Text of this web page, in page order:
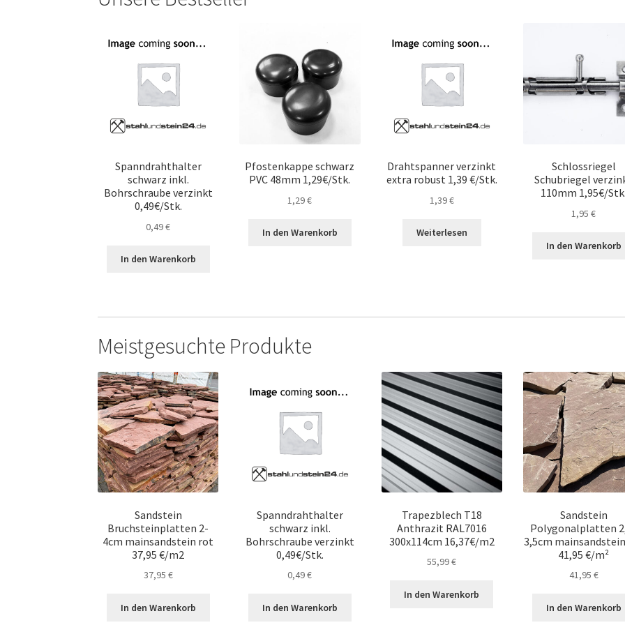
Spanndrahthalter
schwarz inkl.
Bohrschraube verzinkt
0,49€/Stk.
0,49€
In den Warenkorb
Pfostenkappe schwarz
PVC 48mm 1,29€/Stk.
1,29€
In den Warenkorb
Drahtspanner verzinkt
extra robust 1,39 €/Stk.
1,39€
Weiterlesen
Schlossriegel
Schubriegel
110mm 1,95€/
1,95 €
In den Warenkorb
Meistgesuchte Produkte
Sandstein
Bruchsteinplatten 2-
4cm mainsandstein rot
37,95 €/m2
37,95 €
In den Warenkorb
Spanndrahthalter
schwarz inkl.
Bohrschraube verzinkt
0,49€/Stk.
0,49€
In den Warenkorb
Trapezblech T18
Anthrazit RAL7016
300x114cm 16,37€/m2
55,99€
In den Warenkorb
Sandstein
Polygonalplatten
3,5cm
41,95 €/m²
41,95 €
In den Warenkorb